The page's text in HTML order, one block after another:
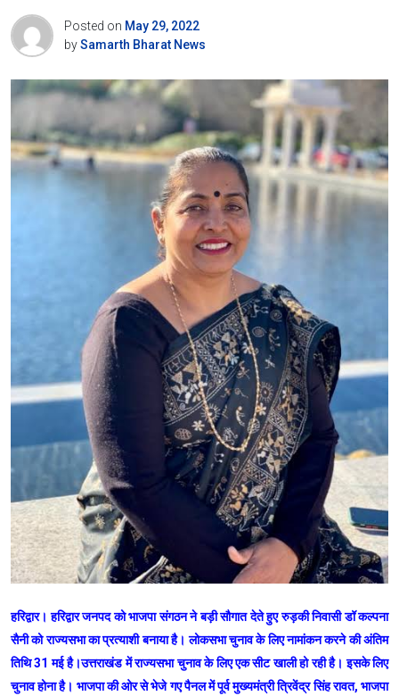
Posted on May 29, 2022
bySamarth Bharat News
हरिद्वार। हरिद्वार जनपद को भाजपा संगठन ने बड़ी सौगात देते हुए रुड़की निवासी डॉ कल्पना
सैनी को राज्यसभा का प्रत्याशी बनाया है। लोकसभा चुनाव के लिए नामांकन करने की अंतिम
तिथि 31 मई है।उत्तराखंड में राज्यसभा चुनाव के लिए एक सीट खाली हो रही है। इसके लिए
चुनाव होना है। भाजपा की ओर से भेजे गए पैनल में पूर्व मुख्यमंत्री त्रिवेंद्र सिंह रावत, भाजपा